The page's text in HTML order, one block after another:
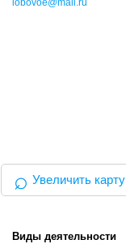
⌕ Увеличить карту
Виды деятельности